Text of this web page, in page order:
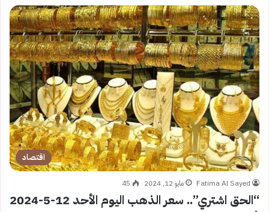
اقتصاد
Fatima Al Sayed مايو 12, 2024 45
“الحق اشتري”.. سعر الذهب اليوم الأحد 12-5-2024